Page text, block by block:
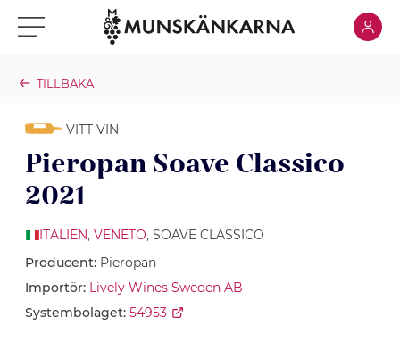
Klicka för meny Klicka
TILLBAKA
VITT VIN
Pieropan Soave Classico
2021
ITALIEN, VENETO, SOAVE CLASSICO
Producent: Pieropan
Importör: Lively Wines Sweden AB
Systembolaget: 54953